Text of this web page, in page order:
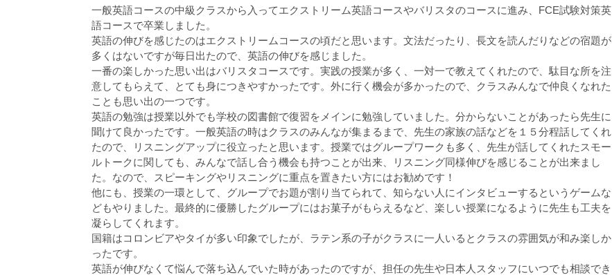
一般英語コースの中級クラスから入ってエクストリーム英語コースやバリスタのコースに進み、FCE試験対策英
語コースで卒業しました。
英語の伸びを感じたのはエクストリームコースの頃だと思います。文法だったり、長文を読んだりなどの宿題が
多くはないですが毎日出たので、英語の伸びを感じました。
一番の楽しかった思い出はバリスタコースです。実践の授業が多く、一対一で教えてくれたので、駄目な所を注
意してもらえて、とても身につきやすかったです。外に行く機会が多かったので、クラスみんなで仲良くなれた
ことも思い出の一つです。
英語の勉強は授業以外でも学校の図書館で復習をメインに勉強していました。分からないことがあったら先生に
聞けて良かったです。一般英語の時はクラスのみんなが集まるまで、先生の家族の話などを１５分程話してくれ
たので、リスニングアップに役立ったと思います。授業ではグループワークも多く、先生が話してくれたスモー
ルトークに関しても、みんなで話し合う機会も持つことが出来、リスニング同様伸びを感じることが出来まし
た。なので、スピーキングやリスニングに重点を置きたい方にはお勧めです！
他にも、授業の一環として、グループでお題が割り当てられて、知らない人にインタビューするというゲームな
どもやりました。最終的に優勝したグループにはお菓子がもらえるなど、楽しい授業になるように先生も工夫を
凝らしてくれます。
国籍はコロンビアやタイが多い印象でしたが、ラテン系の子がクラスに一人いるとクラスの雰囲気が和み楽しか
ったです。
英語が伸びなくて悩んで落ち込んでいた時があったのですが、担任の先生や日本人スタッフにいつでも相談でき